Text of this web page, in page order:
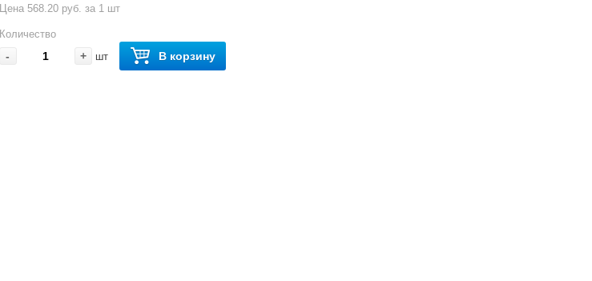
Цена 568.20 руб. за 1 шт
Количество
- + шт В корзину